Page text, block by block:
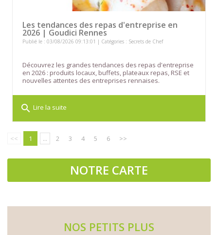
NOTRE CARTE
NOS PETITS PLUS
Les tendances des repas d'entreprise en
2026 | Goudici Rennes
Publié le : 03/08/2026 09:13:01 | Catégories : Secrets de Chef
Découvrez les grandes tendances des repas d'entreprise
en 2026 : produits locaux, buffets, plateaux repas, RSE et
nouvelles attentes des entreprises rennaises.
search Lire la suite
<< 1 ... 2 3 4 5 6 >>